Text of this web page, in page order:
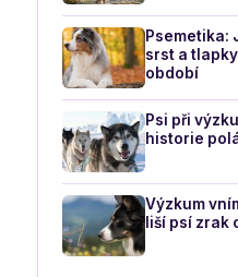
Psemetika:
srst a
období
Psi při
historie
Výzkum
liší psí zrak